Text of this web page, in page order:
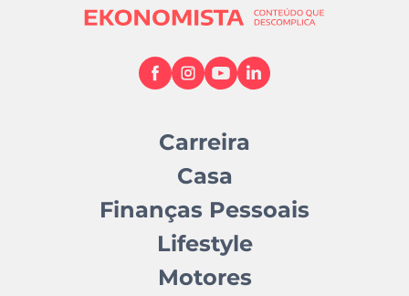
Carreira
Casa
Finanças Pessoais
Lifestyle
Motores